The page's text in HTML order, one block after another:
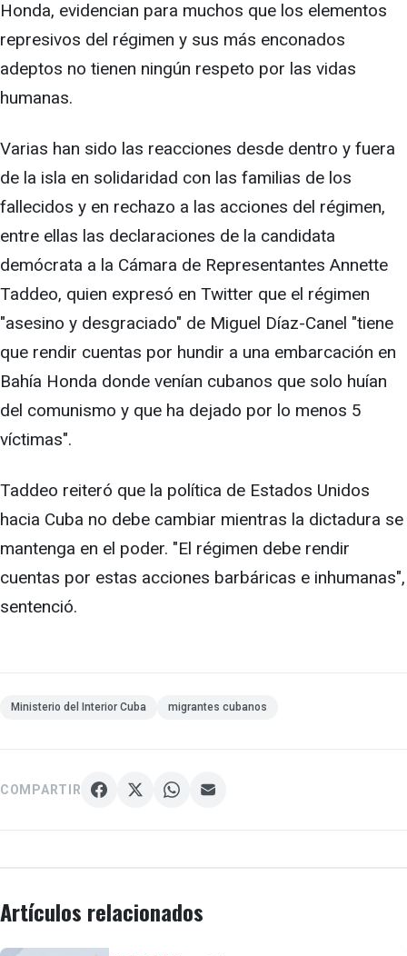
Honda, evidencian para muchos que los elementos
represivos del régimen y sus más enconados
adeptos no tienen ningún respeto por las vidas
humanas.
Varias han sido las reacciones desde dentro y fuera
de la isla en solidaridad con las familias de los
fallecidos y en rechazo a las acciones del régimen,
entre ellas las declaraciones de la candidata
demócrata a la Cámara de Representantes Annette
Taddeo, quien expresó en Twitter que el régimen
"asesino y desgraciado" de Miguel Díaz-Canel "tiene
que rendir cuentas por hundir a una embarcación en
Bahía Honda donde venían cubanos que solo huían
del comunismo y que ha dejado por lo menos 5
víctimas".
Taddeo reiteró que la política de Estados Unidos
hacia Cuba no debe cambiar mientras la dictadura se
mantenga en el poder. "El régimen debe rendir
cuentas por estas acciones barbáricas e inhumanas",
sentenció.
Ministerio del Interior Cuba migrantes cubanos
COMPARTIR
Artículos relacionados